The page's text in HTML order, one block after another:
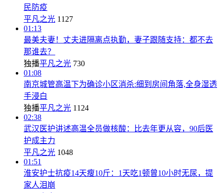
民防疫
平凡之光 1127
01:13
最美夫妻！丈夫进隔离点执勤，妻子跟随支持：都不去
那谁去？
独播平凡之光 730
01:08
南京城管高温下为确诊小区消杀:细到房间角落,全身湿透
手浸白
独播平凡之光 1124
02:38
武汉医护讲述高温全员做核酸：比去年更从容，90后医
护成主力
平凡之光 1048
01:51
淮安护士抗疫14天瘦10斤：1天吃1顿曾10小时无尿，提
家人泪崩